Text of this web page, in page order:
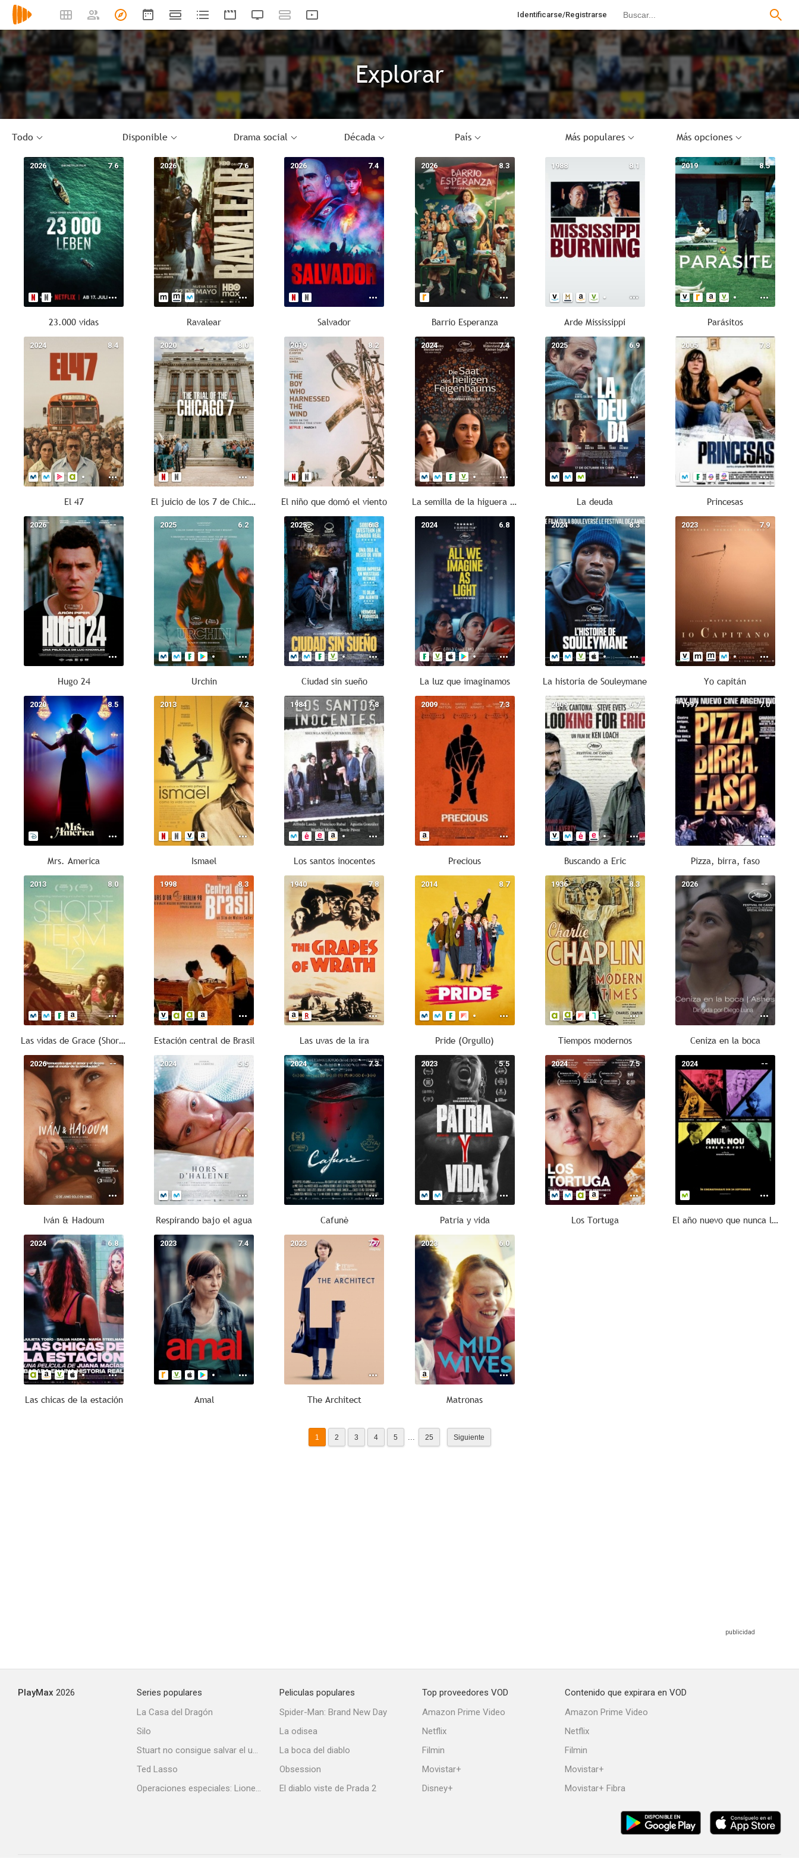
Identificarse/Registrarse
Explorar
Todo Disponible Drama social Década País Más populares Más opciones
7.6
2026
23.000 vidas
7.6
2026
Ravalear
7.4
2026
Salvador
8.3
2026
Barrio Esperanza
8.1
1988
Arde Mississippi
8.5
2019
Parásitos
8.4
2024
El 47
8.0
2020
El juicio de los 7 de Chicago
8.2
2019
El niño que domó el viento
7.4
2024
La semilla de la higuera sagrada
6.9
2025
La deuda
7.8
2005
Princesas
--
2026
Hugo 24
6.2
2025
Urchin
6.3
2025
Ciudad sin sueño
6.8
2024
La luz que imaginamos
8.3
2024
La historia de Souleymane
7.9
2023
Yo capitán
8.5
2020
Mrs. America
7.2
2013
Ismael
7.8
1984
Los santos inocentes
7.3
2009
Precious
6.7
2009
Buscando a Eric
7.0
1997
Pizza, birra, faso
8.0
2013
Las vidas de Grace (Short Term 12)
8.3
1998
Estación central de Brasil
7.8
1940
Las uvas de la ira
8.7
2014
Pride (Orgullo)
8.3
1936
Tiempos modernos
--
2026
Ceniza en la boca
--
2026
Iván & Hadoum
5.5
2024
Respirando bajo el agua
7.3
2024
Cafunè
5.5
2023
Patria y vida
7.5
2024
Los Tortuga
--
2024
El año nuevo que nunca llegó
6.8
2024
Las chicas de la estación
7.4
2023
Amal
7.7
2023
The Architect
6.0
2023
Matronas
1 2 3 4 5 ... 25 Siguiente
PlayMax 2026
Series populares
La Casa del Dragón
Silo
Stuart no consigue salvar el universo
Ted Lasso
Operaciones especiales: Lioness
Peliculas populares
Spider-Man: Brand New Day
La odisea
La boca del diablo
Obsession
El diablo viste de Prada 2
Top proveedores VOD
Amazon Prime Video
Netflix
Filmin
Movistar+
Disney+
Contenido que expirara en VOD
Amazon Prime Video
Netflix
Filmin
Movistar+
Movistar+ Fibra